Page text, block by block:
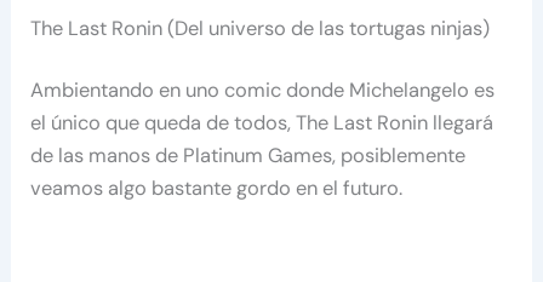
The Last Ronin (Del universo de las tortugas ninjas)
Ambientando en uno comic donde Michelangelo es
el único que queda de todos, The Last Ronin llegará
de las manos de Platinum Games, posiblemente
veamos algo bastante gordo en el futuro.